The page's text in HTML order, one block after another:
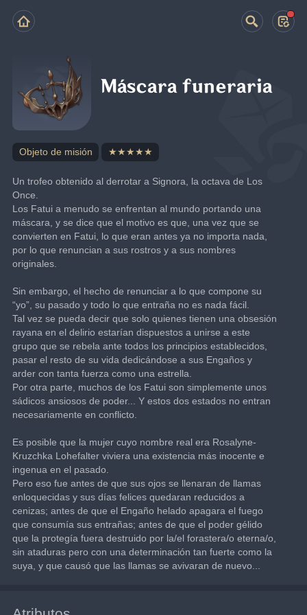
Máscara funeraria
Objeto de misión ★★★★★
Un trofeo obtenido al derrotar a Signora, la octava de Los
Once.
Los Fatui a menudo se enfrentan al mundo portando una
máscara, y se dice que el motivo es que, una vez que se
convierten en Fatui, lo que eran antes ya no importa nada,
por lo que renuncian a sus rostros y a sus nombres
originales.
Sin embargo, el hecho de renunciar a lo que compone su
“yo”, su pasado y todo lo que entraña no es nada fácil.
Tal vez se pueda decir que solo quienes tienen una obsesión
rayana en el delirio estarían dispuestos a unirse a este
grupo que se rebela ante todos los principios establecidos,
pasar el resto de su vida dedicándose a sus Engaños y
arder con tanta fuerza como una estrella.
Por otra parte, muchos de los Fatui son simplemente unos
sádicos ansiosos de poder... Y estos dos estados no entran
necesariamente en conflicto.
Es posible que la mujer cuyo nombre real era Rosalyne-
Kruzchka Lohefalter viviera una existencia más inocente e
ingenua en el pasado.
Pero eso fue antes de que sus ojos se llenaran de llamas
enloquecidas y sus días felices quedaran reducidos a
cenizas; antes de que el Engaño helado apagara el fuego
que consumía sus entrañas; antes de que el poder gélido
que la protegía fuera destruido por la/el forastera/o eterna/o,
sin ataduras pero con una determinación tan fuerte como la
suya, y que causó que las llamas se avivaran de nuevo...